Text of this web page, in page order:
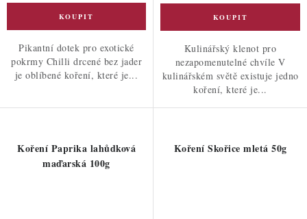
Pikantní dotek pro exotické
pokrmy Chilli drcené bez jader
je oblíbené koření, které je...
Kulinářský klenot pro
nezapomenutelné chvíle V
kulinářském světě existuje jedno
koření, které je...
Koření Paprika lahůdková
maďarská 100g
Koření Skořice mletá 50g